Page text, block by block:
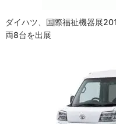
ダイハツ、国際福祉機器展
両8台を出展